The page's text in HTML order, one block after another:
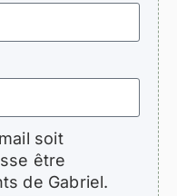
soit
être
de Gabriel.